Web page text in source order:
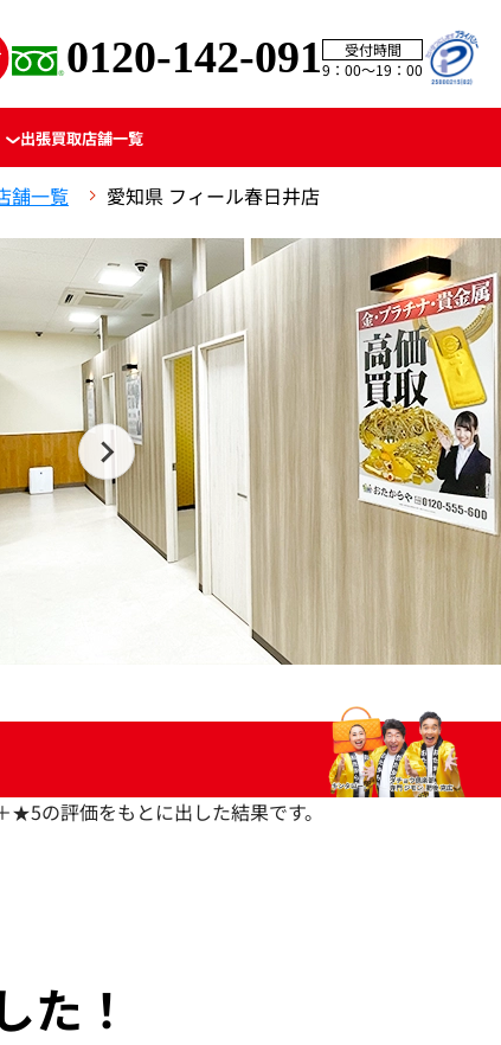
0120-142-091
受付時間
9：00〜19：00
出張買取店舗一覧
舗一覧 愛知県 フィール春日井店
の評価をもとに出した結果です。
た！